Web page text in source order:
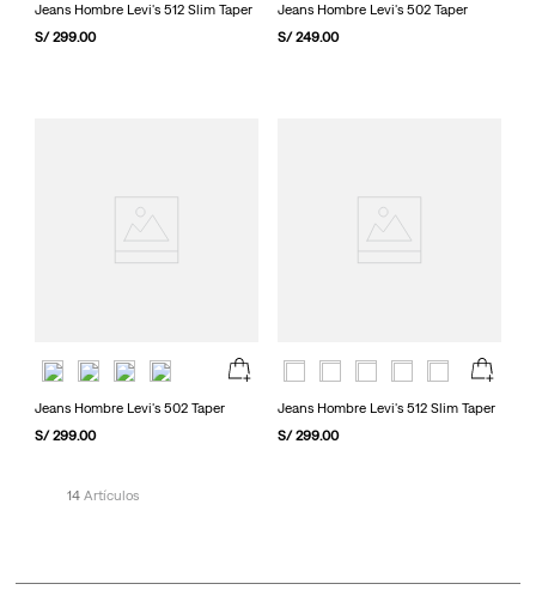
Jeans Hombre Levi's 512 Slim Taper
S/ 299.00
Jeans Hombre Levi's 502 Taper
S/ 249.00
Jeans Hombre Levi's 502 Taper
S/ 299.00
Jeans Hombre Levi's 512 Slim Taper
S/ 299.00
14